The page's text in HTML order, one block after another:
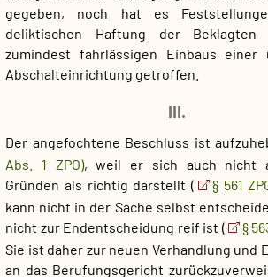
gegeben, noch hat es
deliktischen Haftung der Beklagten
zumindest fahrlässigen Einbaus einer
Abschalteinrichtung getroffen.
III.
Der angefochtene Beschluss ist
Abs. 1 ZPO), weil er sich auch nicht
Gründen als richtig darstellt (
§ 561
kann nicht in der Sache selbst
nicht zur Endentscheidung reif ist (
§
Sie ist daher zur neuen Verhandlung und
an das Berufungsgericht